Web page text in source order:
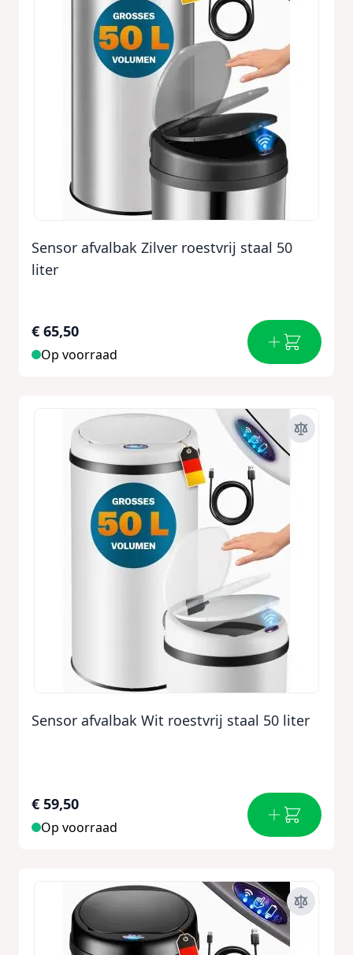
Sensor afvalbak Zilver roestvrij staal 50
liter
€ 65,50
Op voorraad
Sensor afvalbak Wit roestvrij staal 50 liter
€ 59,50
Op voorraad